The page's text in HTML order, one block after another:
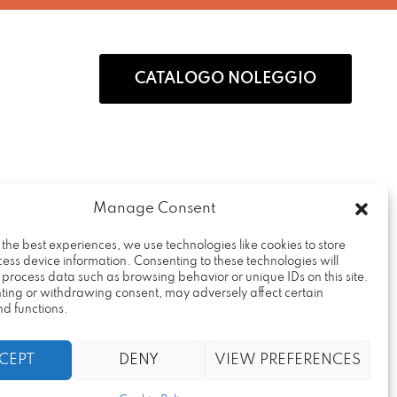
Manage Consent
the best experiences, we use technologies like cookies to store
device information. Consenting to these technologies will
data such as browsing behavior or unique IDs on this site.
or withdrawing consent, may adversely affect certain
functions.
DENY VIEW PREFERENCES
CATALOGO NOLEGGIO
Rental Design Srl
Via Fratelli Cervi, 19